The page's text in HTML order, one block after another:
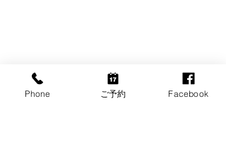
Phone ご予約 Facebook